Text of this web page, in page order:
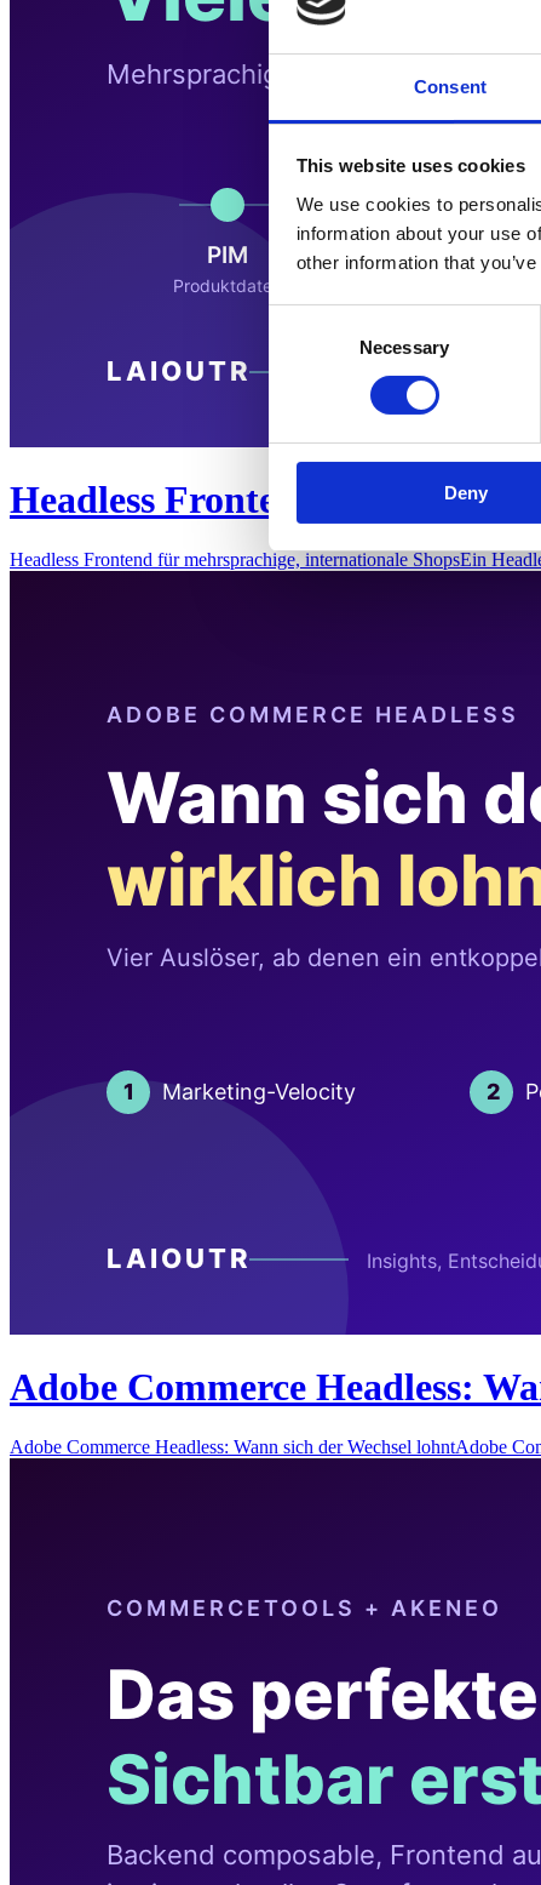
Consent
This website uses cookies
We use cookies to
information about your use
other information that
Necessary
Deny
Headless Frontend für
Headless Frontend für mehrsprachige, internationale ShopsEin
Adobe Commerce Headless:
Adobe Commerce Headless: Wann sich der Wechsel lohntAdobe